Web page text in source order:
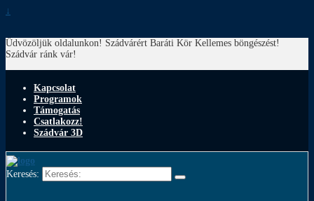
↓
Üdvözöljük oldalunkon! Szádvárért Baráti Kör Kellemes böngészést!
Szádvár ránk vár!
Kapcsolat
Programok
Támogatás
Csatlakozz!
Szádvár 3D
Keresés: